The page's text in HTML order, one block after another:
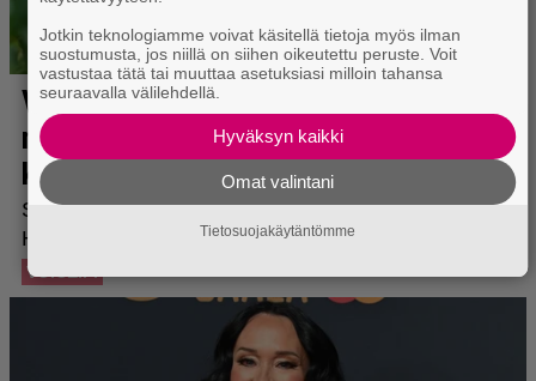
Jotkin teknologiamme voivat käsitellä tietoja myös ilman
suostumusta, jos niillä on siihen oikeutettu peruste. Voit
vastustaa tätä tai muuttaa asetuksiasi milloin tahansa
seuraavalla välilehdellä.
Hyväksyn kaikki
Omat valintani
Tietosuojakäytäntömme